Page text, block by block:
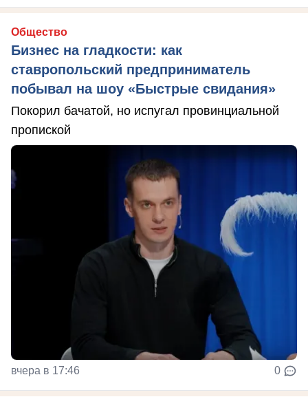
Общество
Бизнес на гладкости: как
ставропольский предприниматель
побывал на шоу «Быстрые свидания»
Покорил бачатой, но испугал провинциальной
пропиской
вчера в 17:46 0